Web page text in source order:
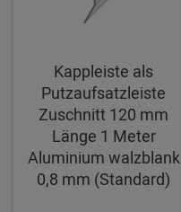
Kappleiste als
Putzaufsatzleiste
Zuschnitt 120 mm
Länge 1 Meter
Aluminium walzblank
0,8 mm (Standard)